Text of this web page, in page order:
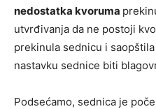
nedostatka kvoruma
utvrđivanja da ne postoji
prekinula sednicu i
nastavku sednice biti
Podsećamo, sednica je